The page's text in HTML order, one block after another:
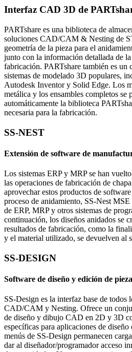
Interfaz CAD 3D de
PARTshare es una biblioteca de
soluciones CAD/CAM & Nesting de
geometría de la pieza para el
junto con la información detallada de la
fabricación. PARTshare también es un
sistemas de modelado 3D populares,
Autodesk Inventor y Solid Edge. Los
metálica y los ensambles completos se
automáticamente la biblioteca
necesaria para la fabricación.
SS-NEST
Extensión de software de
Los sistemas ERP y MRP se han
las operaciones de fabricación de
aprovechar estos productos de
proceso de anidamiento, SS-Nest
de ERP, MRP y otros sistemas de
continuación, los diseños anidados se
resultados de fabricación, como la
y el material utilizado, se devuelven al
SS-DESIGN
Software de diseño y edición de
SS-Design es la interfaz base de
CAD/CAM y Nesting. Ofrece un
de diseño y dibujo CAD en 2D y 3D
específicas para aplicaciones de
menús de SS-Design permanecen
dar al diseñador/programador acceso